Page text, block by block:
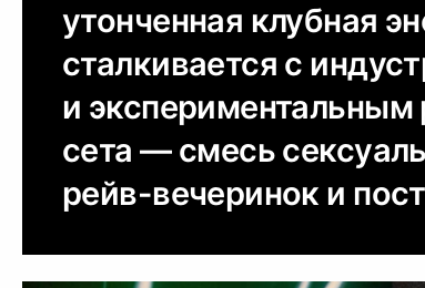
утонченная клубная
сталкивается с
и
сета — смесь
рейв-вечеринок и